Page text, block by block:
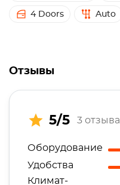
4 Doors Auto
Отзывы
5/5 3 отзыва
Оборудование
Удобства
Климат-